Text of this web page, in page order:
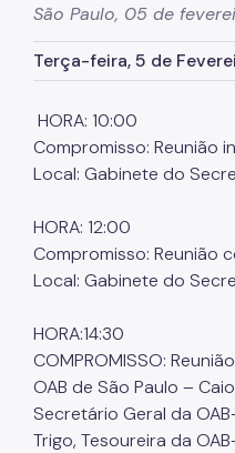
Órgãos colegiados da
Procuradoria Geral
Notícias
Fale Conosco
São Paulo, 05 de
Terça-feira, 5 de
HORA: 10:00
Compromisso: Reunião
Local: Gabinete do
HORA: 12:00
Compromisso: Reunião
Local: Gabinete do
HORA:14:30
COMPROMISSO:
OAB de São Paulo –
Secretário Geral da
Trigo, Tesoureira da